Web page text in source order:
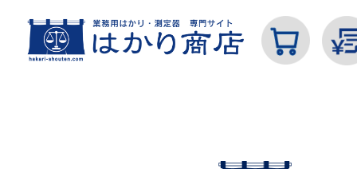
ホーム お問い合わせ在庫確認(入力ページ)